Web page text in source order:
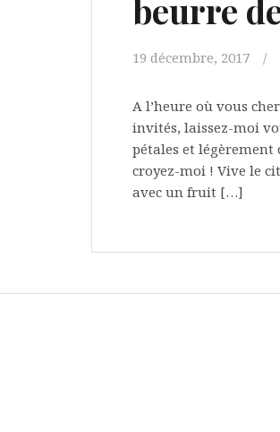
beurre
19 décembre, 2017
A l’heure où vous
invités, laissez-moi
pétales et légèrement
croyez-moi ! Vive le
avec un fruit […]